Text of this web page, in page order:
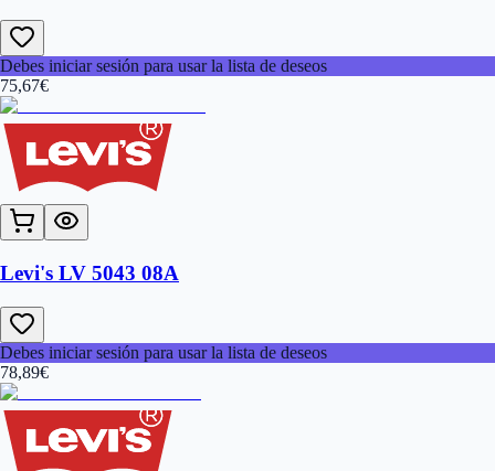
Debes iniciar sesión para usar la lista de deseos
75,67€
Levi's LV 5043 08A
Debes iniciar sesión para usar la lista de deseos
78,89€